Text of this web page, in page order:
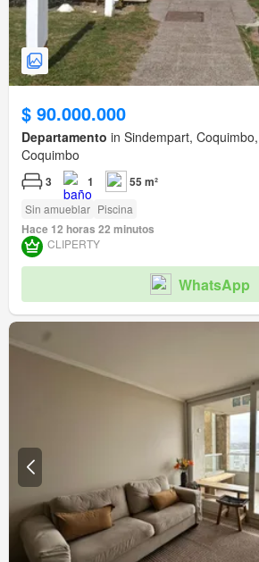
$ 90.000.000
Departamento in Sindempart,
Coquimbo
3 1 55 m²
Sin amueblar Piscina
Hace 12 horas 22 minutos
CLIPERTY
WhatsApp